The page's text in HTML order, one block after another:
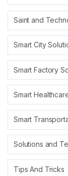
Saint and
Smart City
Smart Factory
Smart
Smart
Solutions and
Tips And Tricks